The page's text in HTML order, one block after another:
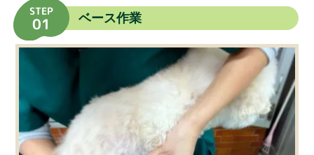
STEP
01 ベース作業